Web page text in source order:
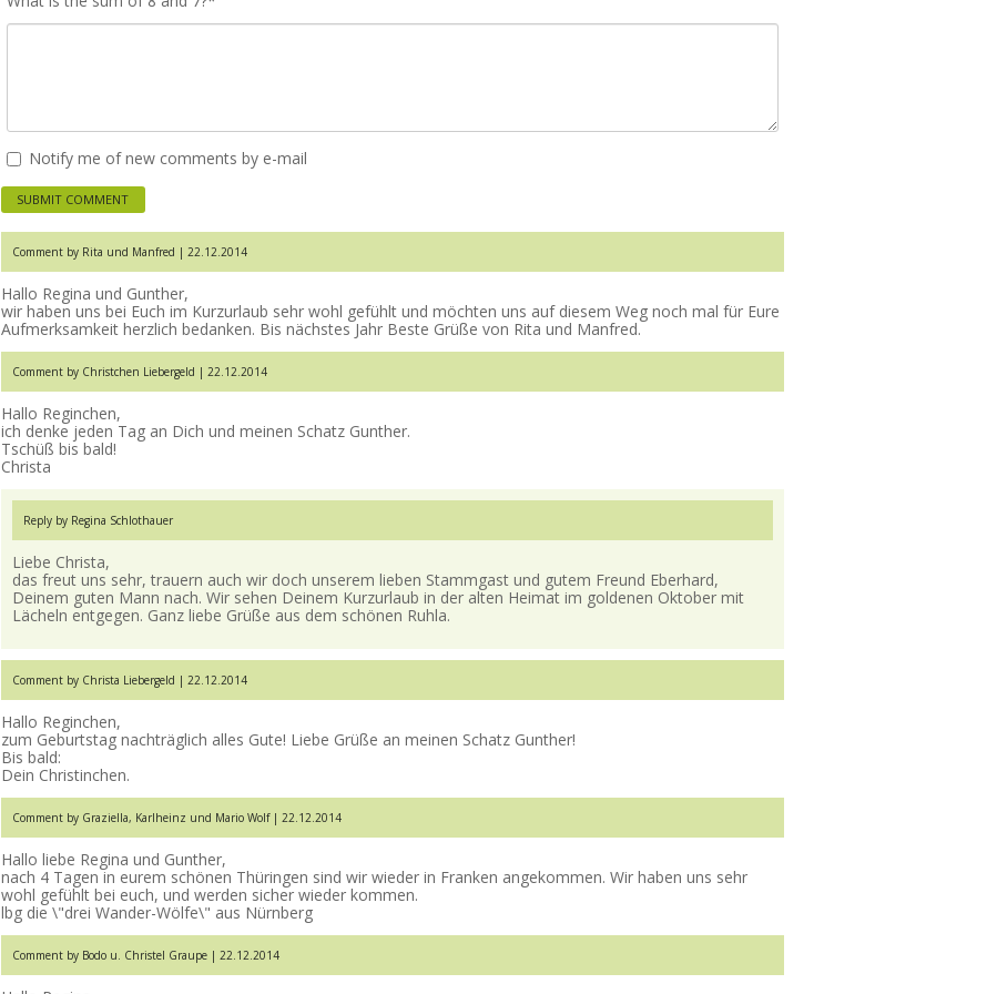
Comment
Notify me of new comments by e-mail
Comment by Rita und Manfred | 22.12.2014
Hallo Regina und Gunther,
wir haben uns bei Euch im Kurzurlaub sehr wohl gefühlt und möchten uns auf diesem Weg noch mal für Eure
Aufmerksamkeit herzlich bedanken. Bis nächstes Jahr Beste Grüße von Rita und Manfred.
Comment by Christchen Liebergeld | 22.12.2014
Hallo Reginchen,
ich denke jeden Tag an Dich und meinen Schatz Gunther.
Tschüß bis bald!
Christa
Reply by Regina Schlothauer
Liebe Christa,
das freut uns sehr, trauern auch wir doch unserem lieben Stammgast und gutem Freund Eberhard,
Deinem guten Mann nach. Wir sehen Deinem Kurzurlaub in der alten Heimat im goldenen Oktober mit
Lächeln entgegen. Ganz liebe Grüße aus dem schönen Ruhla.
Comment by Christa Liebergeld | 22.12.2014
Hallo Reginchen,
zum Geburtstag nachträglich alles Gute! Liebe Grüße an meinen Schatz Gunther!
Bis bald:
Dein Christinchen.
Comment by Graziella, Karlheinz und Mario Wolf | 22.12.2014
Hallo liebe Regina und Gunther,
nach 4 Tagen in eurem schönen Thüringen sind wir wieder in Franken angekommen. Wir haben uns sehr
wohl gefühlt bei euch, und werden sicher wieder kommen.
lbg die \"drei Wander-Wölfe\" aus Nürnberg
Comment by Bodo u. Christel Graupe | 22.12.2014